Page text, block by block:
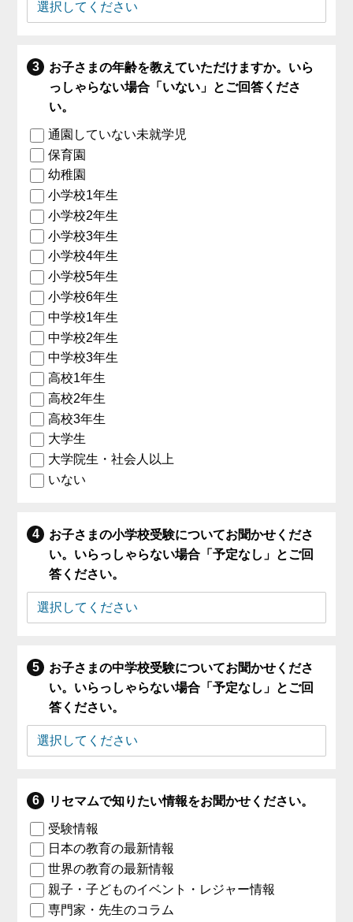
お子さまの年齢を教えていただけますか。いら
っしゃらない場合「いない」とご回答くださ
い。
通園していない未就学児
保育園
幼稚園
小学校1年生
小学校2年生
小学校3年生
小学校4年生
小学校5年生
小学校6年生
中学校1年生
中学校2年生
中学校3年生
高校1年生
高校2年生
高校3年生
大学生
大学院生・社会人以上
いない
お子さまの小学校受験についてお聞かせくださ
い。いらっしゃらない場合「予定なし」とご回
答ください。
お子さまの中学校受験についてお聞かせくださ
い。いらっしゃらない場合「予定なし」とご回
答ください。
リセマムで知りたい情報をお聞かせください。
受験情報
日本の教育の最新情報
世界の教育の最新情報
親子・子どものイベント・レジャー情報
専門家・先生のコラム